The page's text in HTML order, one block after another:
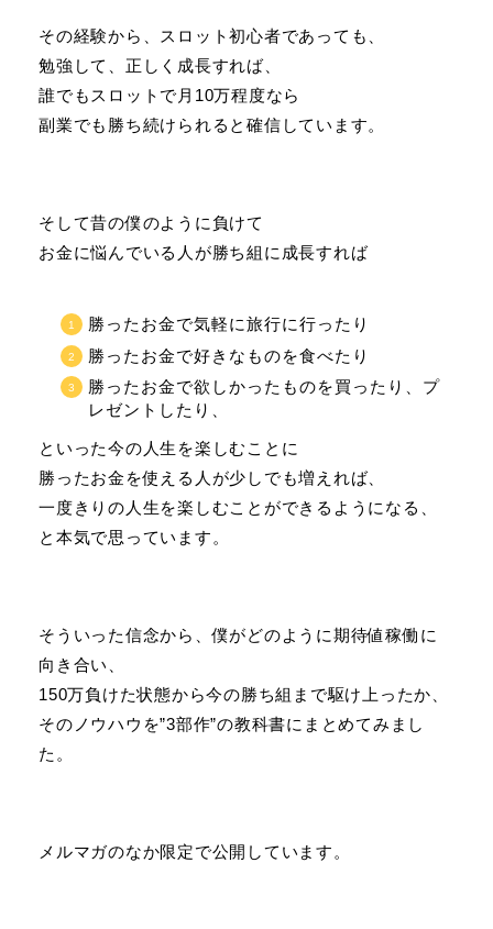
その経験から、スロット初心者であっても、
勉強して、正しく成長すれば、
誰でもスロットで月10万程度なら
副業でも勝ち続けられると確信しています。
そして昔の僕のように負けて
お金に悩んでいる人が勝ち組に成長すれば
勝ったお金で気軽に旅行に行ったり
勝ったお金で好きなものを食べたり
勝ったお金で欲しかったものを買ったり、プ
レゼントしたり、
といった今の人生を楽しむことに
勝ったお金を使える人が少しでも増えれば、
一度きりの人生を楽しむことができるようになる、
と本気で思っています。
そういった信念から、僕がどのように期待値稼働に
向き合い、
150万負けた状態から今の勝ち組まで駆け上ったか、
そのノウハウを”3部作”の教科書にまとめてみまし
た。
メルマガのなか限定で公開しています。